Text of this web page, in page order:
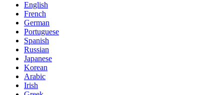
English
French
German
Portuguese
Spanish
Russian
Japanese
Korean
Arabic
Irish